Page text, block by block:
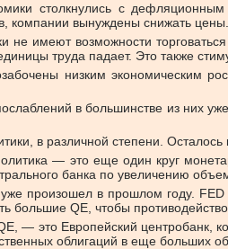
столкнулись с
компании вынуждены снижать
имеют возможности
труда падает. Это также
низким экономическим
в большинстве из
в различной степени.
— это еще один круг
банка по увеличению
произошел в прошлом году.
большие QE, чтобы
— это Европейский центробанк,
облигаций в еще больших